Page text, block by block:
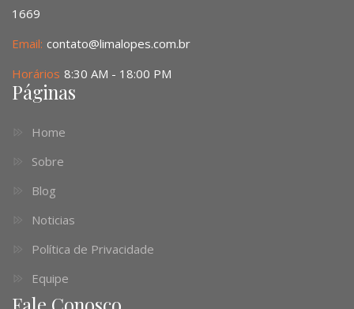
1669
Email: contato@limalopes.com.br
Horários 8:30 AM - 18:00 PM
Páginas
Home
Sobre
Blog
Noticias
Política de Privacidade
Equipe